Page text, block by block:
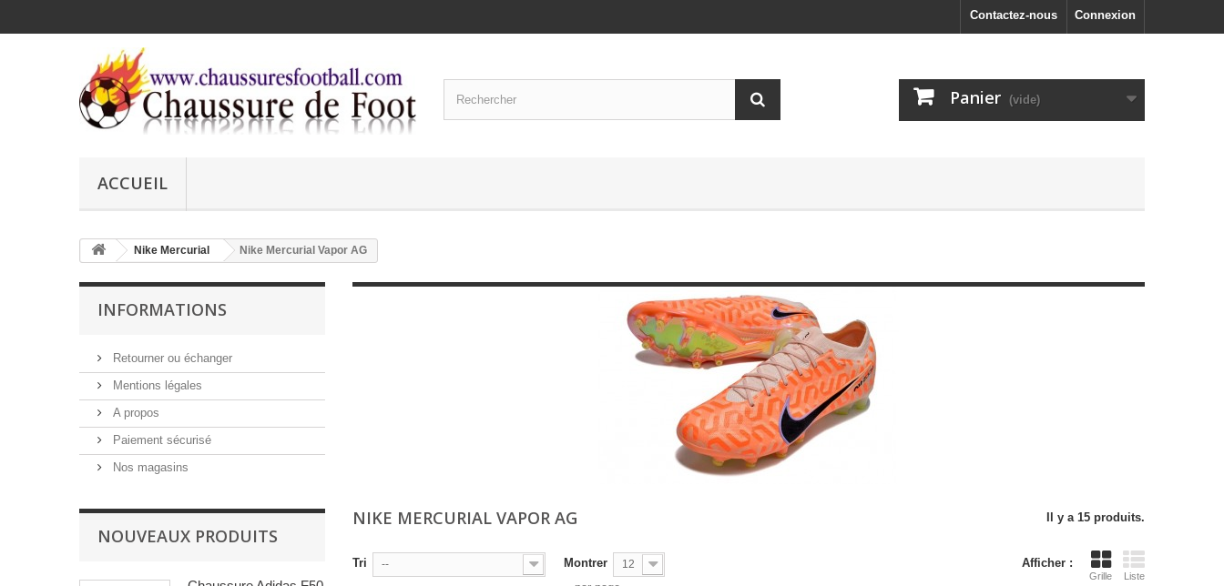
Connexion
Contactez-nous
Panier (vide)
ACCUEIL
Nike Mercurial Nike Mercurial Vapor AG
INFORMATIONS
Retourner ou échanger
Mentions légales
A propos
Paiement sécurisé
Nos magasins
NOUVEAUX PRODUITS
NIKE MERCURIAL VAPOR AG Il y a 15 produits.
Afficher :
Grille Liste
Tri -- Montrer 12